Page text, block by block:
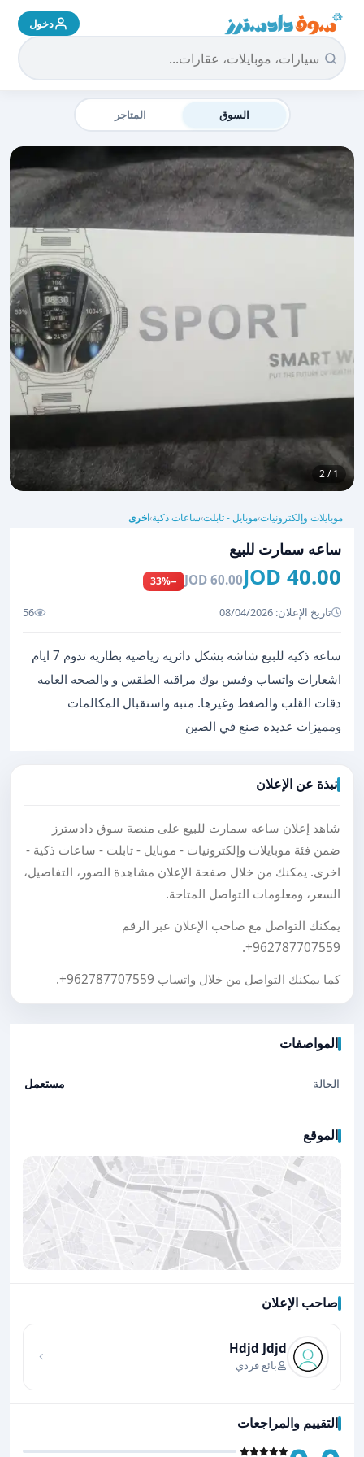
سوق دادسترز الرئيسية دخول
السوق المتاجر
1 / 2
موبايلات وإلكترونيات›موبايل - تابلت›ساعات ذكية›اخرى
ساعه سمارت للبيع
40.00 JOD
60.00 JOD
−33%
تاريخ الإعلان: 08/04/2026 56
ساعه ذكيه للبيع شاشه بشكل دائريه رياضيه بطاريه تدوم 7 ايام
اشعارات واتساب وفيس بوك مراقبه الطقس و والصحه العامه
دقات القلب والضغط وغيرها. منبه واستقبال المكالمات
ومميزات عديده صنع في الصين
نبذة عن الإعلان
شاهد إعلان ساعه سمارت للبيع على منصة سوق دادسترز
ضمن فئة موبايلات وإلكترونيات - موبايل - تابلت - ساعات ذكية -
اخرى. يمكنك من خلال صفحة الإعلان مشاهدة الصور، التفاصيل،
السعر، ومعلومات التواصل المتاحة.
يمكنك التواصل مع صاحب الإعلان عبر الرقم
+962787707559
.
كما يمكنك التواصل من خلال واتساب +962787707559
.
المواصفات
الحالة مستعمل
الموقع
صاحب الإعلان
Hdjd Jdjd
بائع فردي
التقييم والمراجعات